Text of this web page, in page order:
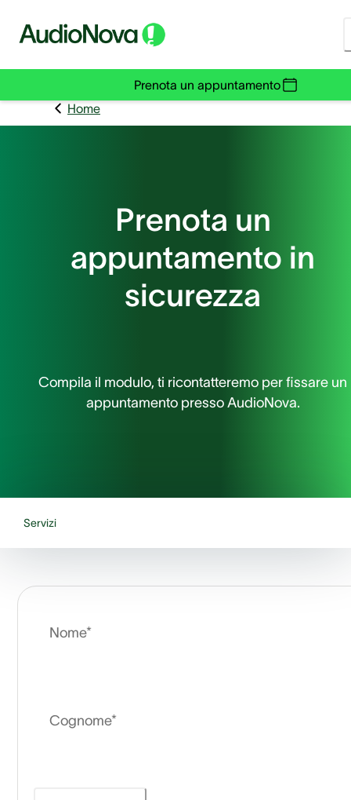
Prenota un appuntamento
Home
Prenota un
appuntamento in
sicurezza
Compila il modulo, ti ricontatteremo per fissare un
appuntamento presso AudioNova.
Servizi
Nome*
Cognome*